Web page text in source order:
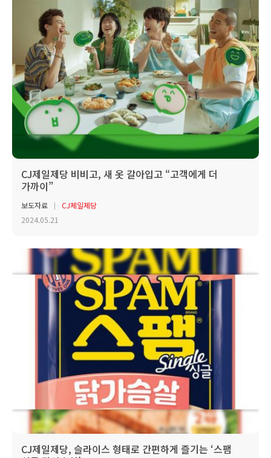
CJ제일제당 비비고, 새 옷 갈아입고 “고객에게 더
가까이”
보도자료
CJ제일제당
2024.05.21
CJ제일제당, 슬라이스 형태로 간편하게 즐기는 ‘스팸